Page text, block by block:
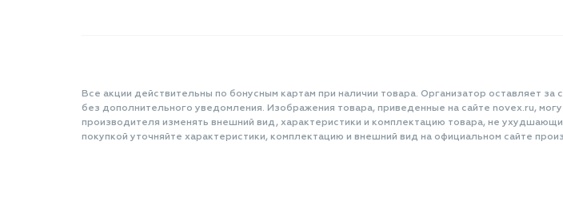
Все акции действительны по бонусным картам при наличии товара. Организатор оставляет
без дополнительного уведомления. Изображения товара, приведенные на сайте novex.ru,
производителя изменять внешний вид, характеристики и комплектацию товара, не
покупкой уточняйте характеристики, комплектацию и внешний вид на официальном сайте